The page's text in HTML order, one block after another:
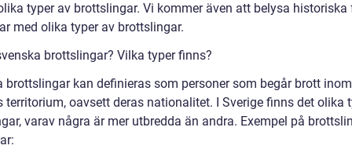
typer av brottslingar. Vi kommer även att belysa historiska
med olika typer av brottslingar.
brottslingar? Vilka typer finns?
brottslingar kan definieras som personer som begår brott inom
territorium, oavsett deras nationalitet. I Sverige finns det olika
varav några är mer utbredda än andra. Exempel på